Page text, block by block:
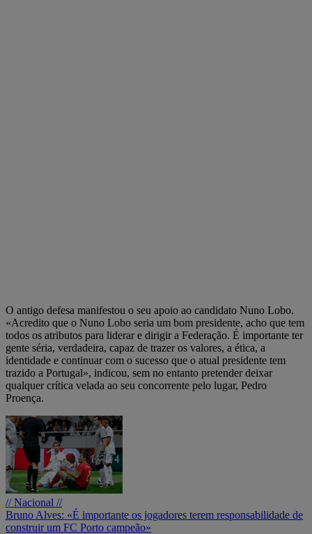
O antigo defesa manifestou o seu apoio ao candidato Nuno Lobo.
«Acredito que o Nuno Lobo seria um bom presidente, acho que tem
todos os atributos para liderar e dirigir a Federação. É importante ter
gente séria, verdadeira, capaz de trazer os valores, a ética, a
identidade e continuar com o sucesso que o atual presidente tem
trazido a Portugal», indicou, sem no entanto pretender deixar
qualquer crítica velada ao seu concorrente pelo lugar, Pedro
Proença.
// Nacional //
Bruno Alves: «É importante os jogadores terem responsabilidade de
construir um FC Porto campeão»